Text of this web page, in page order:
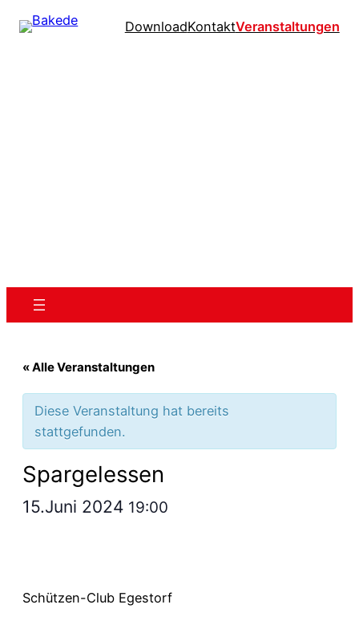
DownloadKontaktVeranstaltungen
« Alle Veranstaltungen
Diese Veranstaltung hat bereits
stattgefunden.
Spargelessen
15.Juni 2024 19:00
Schützen-Club Egestorf